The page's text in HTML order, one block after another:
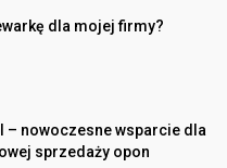
dla mojej firmy?
– nowoczesne wsparcie dla
sprzedaży opon